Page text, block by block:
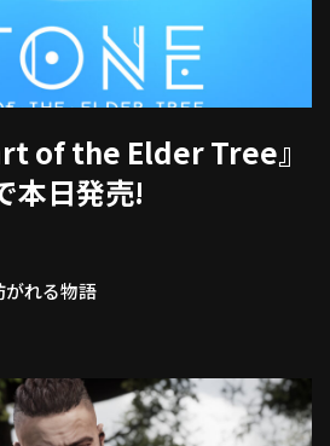
of the Elder Tree』
本日発売!
れる物語